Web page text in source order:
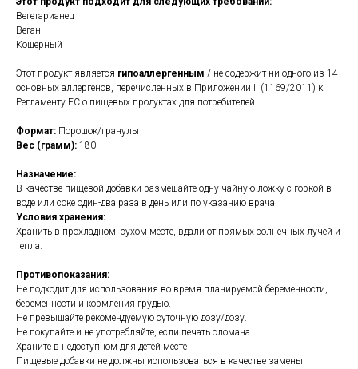
Вегетарианец
Веган
Кошерный
Этот продукт является гипоаллергенным / не содержит ни одного из 14
основных аллергенов, перечисленных в Приложении II (1169/2011) к
Регламенту ЕС о пищевых продуктах для потребителей.
Формат: Порошок/гранулы
Вес (грамм): 180
Назначение:
В качестве пищевой добавки размешайте одну чайную ложку с горкой в ​​
воде или соке один-два раза в день или по указанию врача.
Условия хранения:
Хранить в прохладном, сухом месте, вдали от прямых солнечных лучей и
тепла.
Противопоказания:
Не подходит для использования во время планируемой беременности,
беременности и кормления грудью.
Не превышайте рекомендуемую суточную дозу/дозу.
Не покупайте и не употребляйте, если печать сломана.
Храните в недоступном для детей месте
Пищевые добавки не должны использоваться в качестве замены